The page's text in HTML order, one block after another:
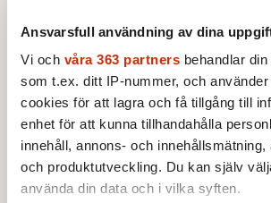
Ansvarsfull användning av dina
Vi och våra 363 partners behandlar
som t.ex. ditt IP-nummer, och
cookies för att lagra och få tillgång till
enhet för att kunna tillhandahålla
innehåll, annons- och
och produktutveckling. Du kan själv
använda din data och i vilka syften.